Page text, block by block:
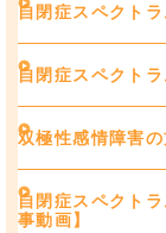
自閉症スペクト
自閉症スペクト
双極性感情障害
自閉症スペクト
事動画】